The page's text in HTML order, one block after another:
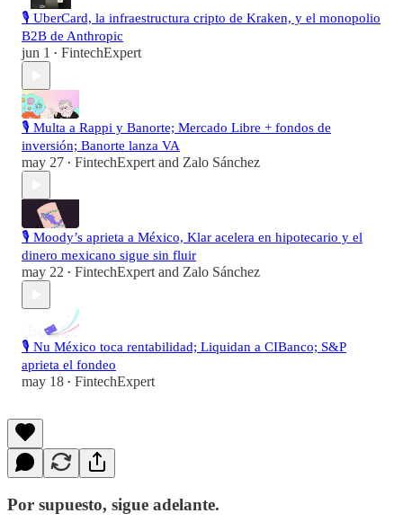
🎙️ UberCard, la infraestructura cripto de Kraken, y el monopolio
B2B de Anthropic
jun 1 • FintechExpert
🎙️ Multa a Rappi y Banorte; Mercado Libre + fondos de
inversión; Banorte lanza VA
may 27 • FintechExpert and Zalo Sánchez
🎙️ Moody’s aprieta a México, Klar acelera en hipotecario y el
dinero mexicano sigue sin fluir
may 22 • FintechExpert and Zalo Sánchez
🎙️ Nu México toca rentabilidad; Liquidan a CIBanco; S&P
aprieta el fondeo
may 18 • FintechExpert
Por supuesto, sigue adelante.